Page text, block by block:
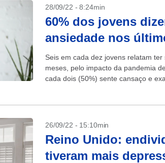
28/09/22 - 8:24min
60% dos jovens
ansiedade nos
Seis em cada dez jovens relatam
meses, pelo impacto da pandemia
cada dois (50%) sente cansaço e
26/09/22 - 15:10min
Reino Unido:
tiveram mais